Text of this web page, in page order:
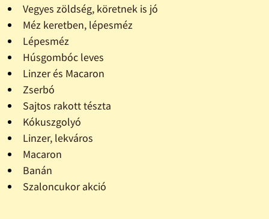
Vegyes zöldség, köretnek is jó
Méz keretben, lépesméz
Lépesméz
Húsgombóc leves
Linzer és Macaron
Zserbó
Sajtos rakott tészta
Kókuszgolyó
Linzer, lekváros
Macaron
Banán
Szaloncukor akció